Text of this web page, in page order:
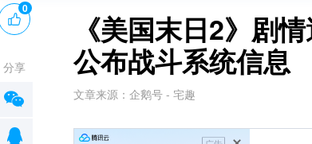
《美国末日2》剧
公布战斗系统信息
文章来源： 企鹅号 - 宅趣
0
分享